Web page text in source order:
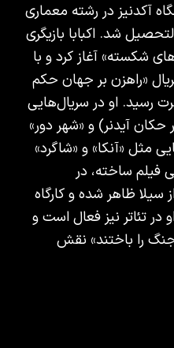
آکدنیز در رشته معماری
شد. اکبابا بازیگری
«بال‌های شکسته» آغاز کرد و با
«راهزن بر جهان حکم
۲۰۲۱) به شهرت رسید. او در سریال‌هایی
آیدنر) و «شهر دور»
مثل «آنکا» و «شاگرد»
فیلم ساخته، در
ظاهر شده و کارگاه
تئاتر نیز فعال است و
را باختند» نقش